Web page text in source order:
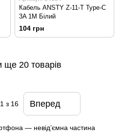
Кабель ANSTY Z-11-T Type-C
3A 1M Білий
104 грн
ще 20 товарів
1з 16 Вперед
— невід’ємна частина